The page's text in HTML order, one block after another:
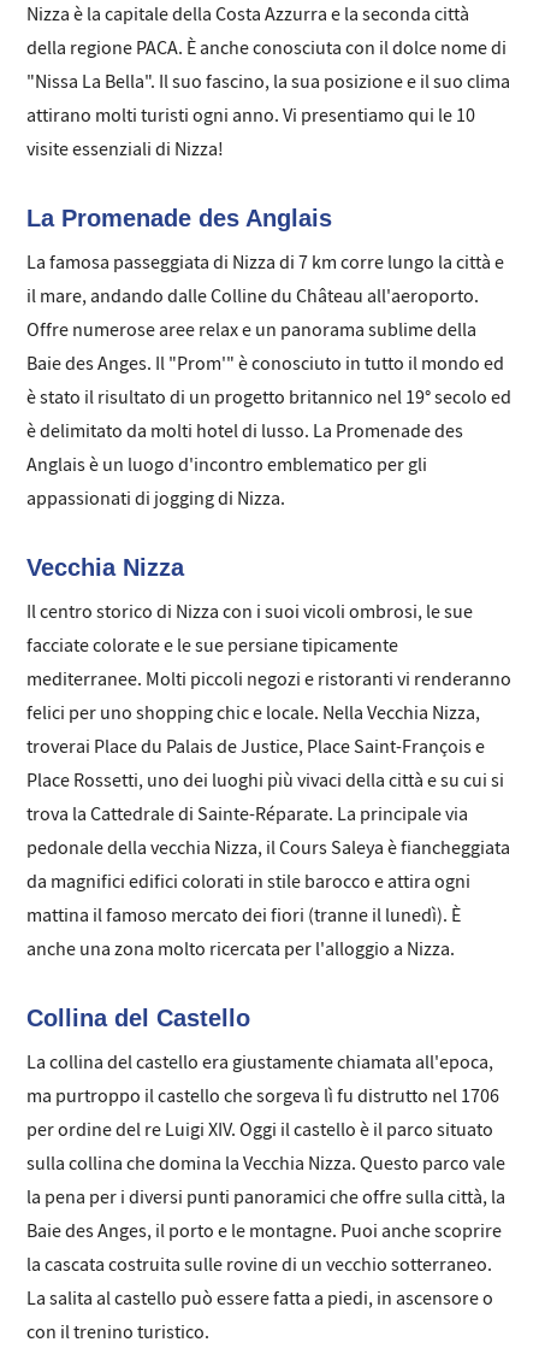
Nizza è la capitale della Costa Azzurra e la seconda città
della regione PACA. È anche conosciuta con il dolce nome di
"Nissa La Bella". Il suo fascino, la sua posizione e il suo clima
attirano molti turisti ogni anno. Vi presentiamo qui le 10
visite essenziali di Nizza!
La Promenade des Anglais
La famosa passeggiata di Nizza di 7 km corre lungo la città e
il mare, andando dalle Colline du Château all'aeroporto.
Offre numerose aree relax e un panorama sublime della
Baie des Anges. Il "Prom'" è conosciuto in tutto il mondo ed
è stato il risultato di un progetto britannico nel 19° secolo ed
è delimitato da molti hotel di lusso. La Promenade des
Anglais è un luogo d'incontro emblematico per gli
appassionati di jogging di Nizza.
Vecchia Nizza
Il centro storico di Nizza con i suoi vicoli ombrosi, le sue
facciate colorate e le sue persiane tipicamente
mediterranee. Molti piccoli negozi e ristoranti vi renderanno
felici per uno shopping chic e locale. Nella Vecchia Nizza,
troverai Place du Palais de Justice, Place Saint-François e
Place Rossetti, uno dei luoghi più vivaci della città e su cui si
trova la Cattedrale di Sainte-Réparate. La principale via
pedonale della vecchia Nizza, il Cours Saleya è fiancheggiata
da magnifici edifici colorati in stile barocco e attira ogni
mattina il famoso mercato dei fiori (tranne il lunedì). È
anche una zona molto ricercata per l'alloggio a Nizza.
Collina del Castello
La collina del castello era giustamente chiamata all'epoca,
ma purtroppo il castello che sorgeva lì fu distrutto nel 1706
per ordine del re Luigi XIV. Oggi il castello è il parco situato
sulla collina che domina la Vecchia Nizza. Questo parco vale
la pena per i diversi punti panoramici che offre sulla città, la
Baie des Anges, il porto e le montagne. Puoi anche scoprire
la cascata costruita sulle rovine di un vecchio sotterraneo.
La salita al castello può essere fatta a piedi, in ascensore o
con il trenino turistico.